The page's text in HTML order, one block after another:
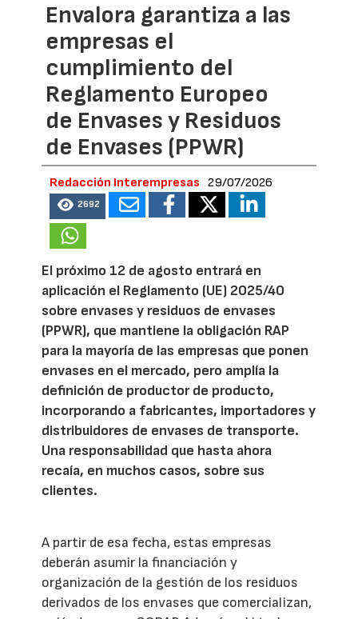
Envalora garantiza a las
empresas el
cumplimiento del
Reglamento Europeo
de Envases y Residuos
de Envases (PPWR)
Redacción Interempresas 29/07/2026
2692
El próximo 12 de agosto entrará en
aplicación el Reglamento (UE) 2025/40
sobre envases y residuos de envases
(PPWR), que mantiene la obligación RAP
para la mayoría de las empresas que ponen
envases en el mercado, pero amplía la
definición de productor de producto,
incorporando a fabricantes, importadores y
distribuidores de envases de transporte.
Una responsabilidad que hasta ahora
recaía, en muchos casos, sobre sus
clientes.
A partir de esa fecha, estas empresas
deberán asumir la financiación y
organización de la gestión de los residuos
derivados de los envases que comercializan,